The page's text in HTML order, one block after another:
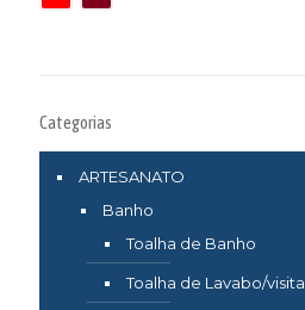
Categorias
ARTESANATO
Banho
Toalha de Banho
Toalha de Lavabo/visita